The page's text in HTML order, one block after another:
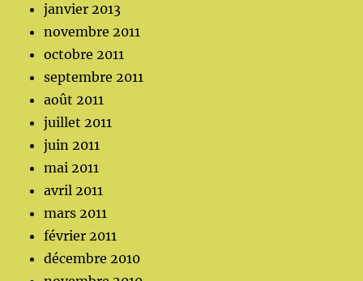
janvier 2013
novembre 2011
octobre 2011
septembre 2011
août 2011
juillet 2011
juin 2011
mai 2011
avril 2011
mars 2011
février 2011
décembre 2010